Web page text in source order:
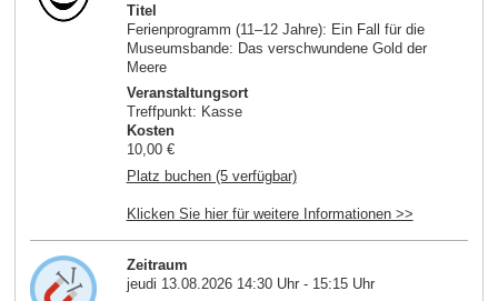
Titel
Ferienprogramm (11–12 Jahre): Ein Fall für die
Museumsbande: Das verschwundene Gold der
Meere
Veranstaltungsort
Treffpunkt: Kasse
Kosten
10,00 €
Platz buchen (5 verfügbar)
Klicken Sie hier für weitere Informationen >>
Zeitraum
jeudi 13.08.2026 14:30 Uhr - 15:15 Uhr